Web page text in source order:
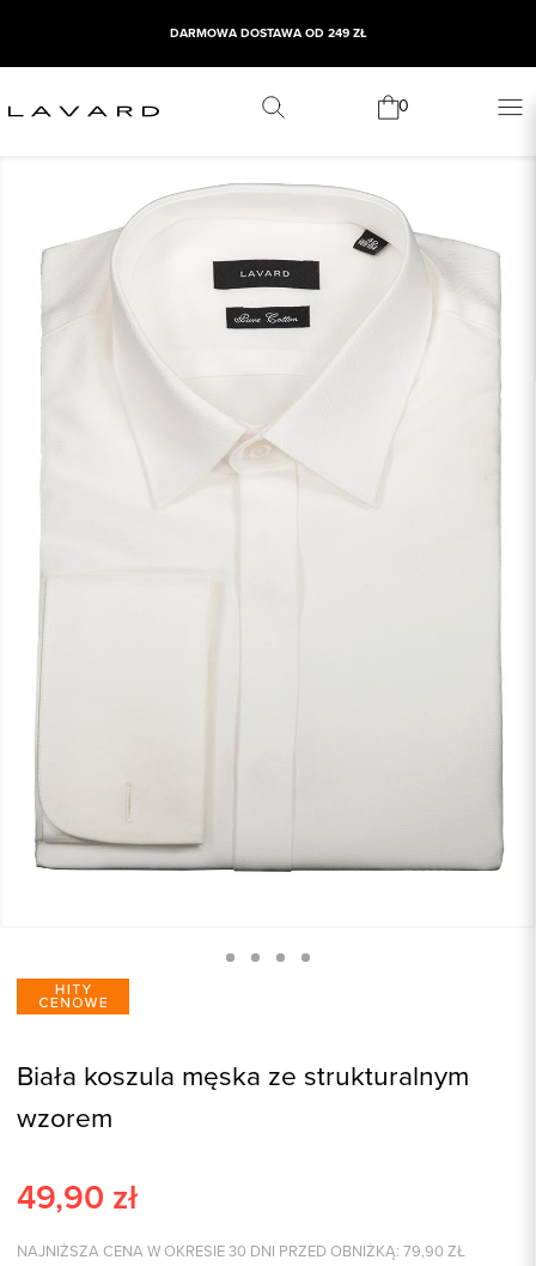
DARMOWA DOSTAWA OD 249 ZŁ
0
Biała koszula męska ze strukturalnym
wzorem
49,90 zł
NAJNIŻSZA CENA W OKRESIE 30 DNI PRZED OBNIŻKĄ: 79,90 ZŁ